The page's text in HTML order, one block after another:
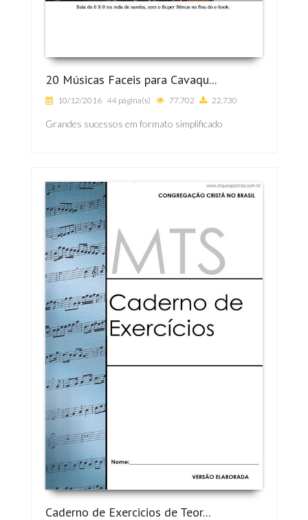
20 Músicas Faceis para Cavaqu...
10/12/2016 44 página(s) 77.702 22.730
Grandes sucessos em formato simplificado
Caderno de Exercicios de Teor...